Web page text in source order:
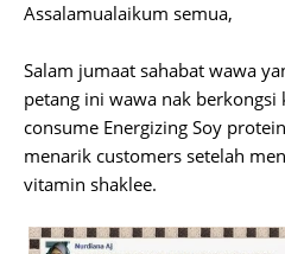
Assalamualaikum semua,
Salam jumaat sahabat wawa
petang ini wawa nak
consume Energizing Soy
menarik customers setelah
vitamin shaklee.